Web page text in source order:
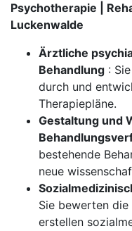
Psychotherapie |
Luckenwalde
Ärztliche
Behandlung :
durch und
Therapiepläne.
Gestaltung und
bestehende
neue
Sie bewerten
erstellen